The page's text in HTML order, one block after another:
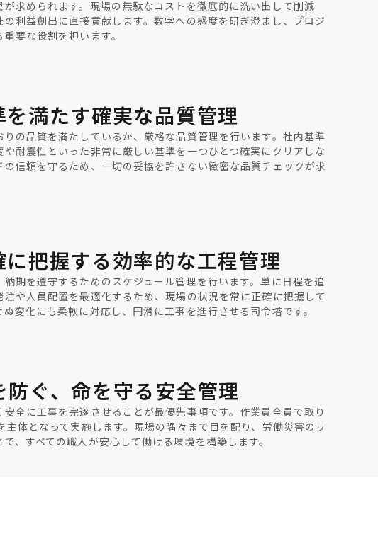
求められます。現場の無駄なコストを徹底的に洗い出して削減
利益創出に直接貢献します。数字への感度を研ぎ澄まし、プロジ
要な役割を担います。
満たす確実な品質管理
の品質を満たしているか、厳格な品質管理を行います。社内基準
耐震性といった非常に厳しい基準を一つひとつ確実にクリアしな
信頼を守るため、一切の妥協を許さない緻密な品質チェックが求
把握する効率的な工程管理
期を遵守するためのスケジュール管理を行います。単に日程を追
や人員配置を最適化するため、現場の状況を常に正確に把握して
変化にも柔軟に対応し、円滑に工事を進行させる司令塔です。
防ぐ、命を守る安全管理
全に工事を完遂させることが最優先事項です。作業員全員で取り
体となって実施します。現場の隅々まで目を配り、労働災害のリ
、すべての職人が安心して働ける環境を構築します。